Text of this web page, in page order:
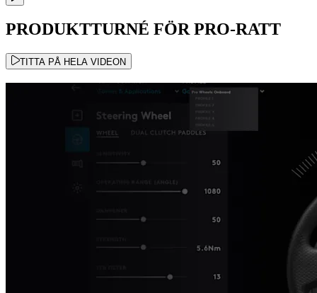
PRODUKTTURNÉ FÖR PRO-RATT
TITTA PÅ HELA VIDEON